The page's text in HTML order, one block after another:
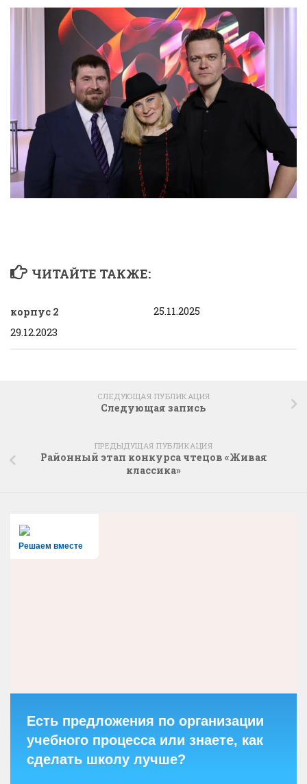
ЧИТАЙТЕ ТАКЖЕ:
корпус 2
29.12.2023
25.11.2025
СЛЕДУЮЩАЯ ПУБЛИКАЦИЯ
Следующая запись
ПРЕДЫДУЩАЯ ПУБЛИКАЦИЯ
Районный этап конкурса чтецов «Живая
классика»
Решаем вместе
Есть предложения по организации
учебного процесса или знаете, как
сделать школу лучше?